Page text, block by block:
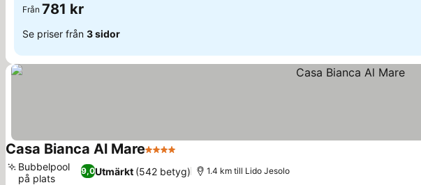
Från 781 kr
Se priser från 3 sidor
Casa Bianca Al Mare4 Stjärnor
9,0Utmärkt (542 betyg)
Bubbelpool
på plats
1.4 km till Lido Jesolo